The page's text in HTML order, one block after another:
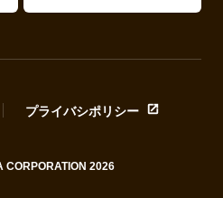
プライバシポリシー
CORPORATION 2026